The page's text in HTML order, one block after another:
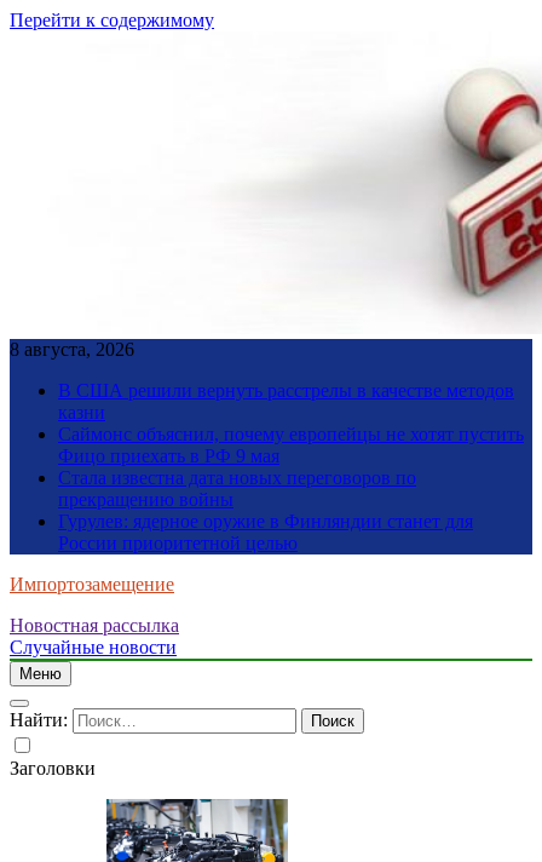
Перейти к содержимому
8 августа, 2026
В США решили вернуть расстрелы в качестве методов
казни
Саймонс объяснил, почему европейцы не хотят пустить
Фицо приехать в РФ 9 мая
Стала известна дата новых переговоров по
прекращению войны
Гурулев: ядерное оружие в Финляндии станет для
России приоритетной целью
Импортозамещение
Новостная рассылка
Случайные новости
Меню
Найти:
Заголовки